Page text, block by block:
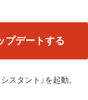
プデートする
スタント」を起動。